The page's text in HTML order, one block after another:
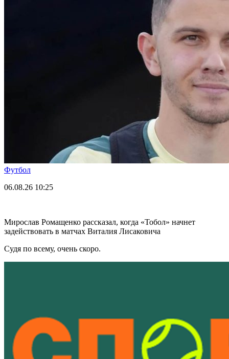
Футбол
06.08.26 10:25
Мирослав Ромащенко рассказал, когда «Тобол» начнет
задействовать в матчах Виталия Лисаковича
Судя по всему, очень скоро.